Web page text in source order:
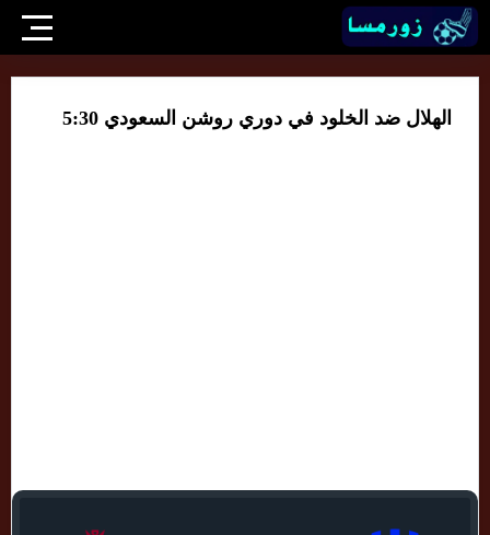
الهلال ضد الخلود في دوري روشن السعودي 5:30